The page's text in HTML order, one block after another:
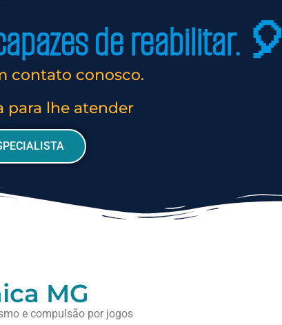
de reabilitar. 🎈
contato conosco.
para lhe atender
MG
e compulsão por jogos